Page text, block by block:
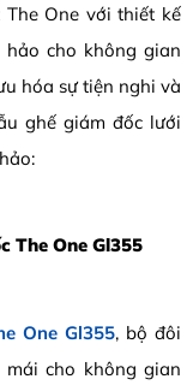
One với thiết kế
cho không gian
hóa sự tiện nghi và
ghế giám đốc lưới
The One Gl355
One Gl355, bộ đôi
cho không gian